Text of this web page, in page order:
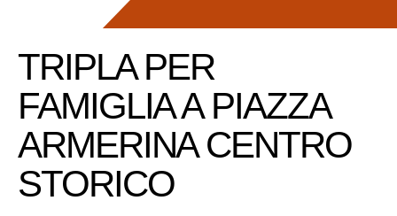
TRIPLA PER
FAMIGLIA A PIAZZA
ARMERINA CENTRO
STORICO